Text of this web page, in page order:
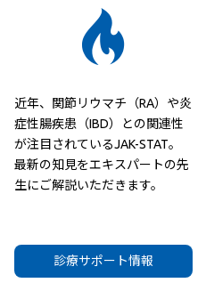
近年、関節リウマチ（RA）や炎
症性腸疾患（IBD）との関連性
が注目されているJAK-STAT。
最新の知見をエキスパートの先
生にご解説いただきます。
診療サポート情報